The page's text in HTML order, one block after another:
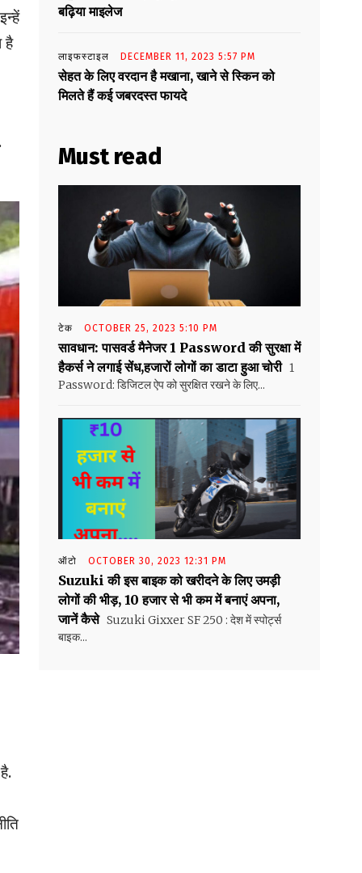
है
बढ़िया माइलेज
लाइफस्टाइल DECEMBER 11, 2023 5:57 PM
सेहत के लिए वरदान है मखाना, खाने से स्किन को
मिलते हैं कई जबरदस्त फायदे
Must read
टेक OCTOBER 25, 2023 5:10 PM
सावधान: पासवर्ड मैनेजर 1 Password की सुरक्षा में
हैकर्स ने लगाई सेंध,हजारों लोगों का डाटा हुआ चोरी 1
Password: डिजिटल ऐप को सुरक्षित रखने के लिए...
ऑटो OCTOBER 30, 2023 12:31 PM
Suzuki की इस बाइक को खरीदने के लिए उमड़ी
लोगों की भीड़, ₹10 हजार से भी कम में बनाएं अपना,
जानें कैसे Suzuki Gixxer SF 250 : देश में स्पोर्ट्स
बाइक...